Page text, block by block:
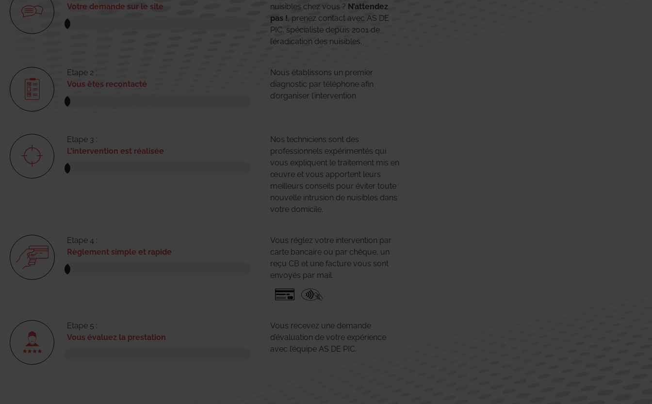
Votre demande sur le site
nuisibles chez vous ? N’attendez
pas !, prenez contact avec AS DE
PIC, spécialiste depuis 2001 de
l’éradication des nuisibles.
Etape 2 :
Vous êtes recontacté
Nous établissons un premier
diagnostic par téléphone afin
d’organiser l’intervention
Etape 3 :
L'intervention est réalisée
Nos techniciens sont des
professionnels expérimentés qui
vous expliquent le traitement mis en
œuvre et vous apportent leurs
meilleurs conseils pour éviter toute
nouvelle intrusion de nuisibles dans
votre domicile.
Etape 4 :
Règlement simple et rapide
Vous réglez votre intervention par
carte bancaire ou par chèque, un
reçu CB et une facture vous sont
envoyés par mail.
Etape 5 :
Vous évaluez la prestation
Vous recevez une demande
d’évaluation de votre expérience
avec l’équipe AS DE PIC.